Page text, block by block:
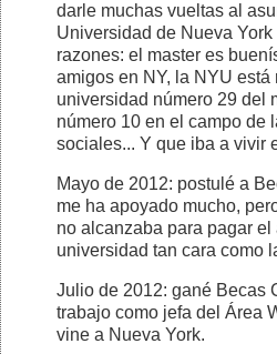
darle muchas vueltas al
Universidad de Nueva
razones: el master es
amigos en NY, la NYU está
universidad número 29 del
número 10 en el campo de
sociales... Y que iba a vivir
Mayo de 2012: postulé a
me ha apoyado mucho,
no alcanzaba para pagar el
universidad tan cara como
Julio de 2012: gané Becas
trabajo como jefa del Área
vine a Nueva York.